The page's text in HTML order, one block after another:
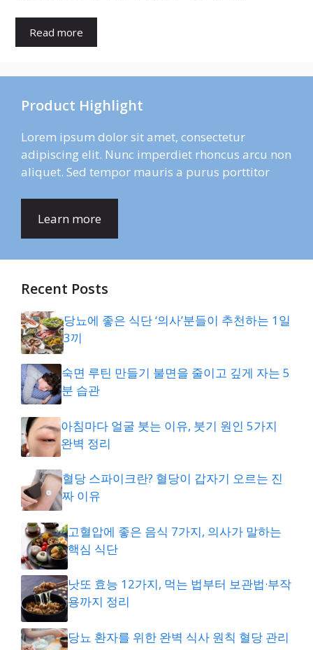
Read more
Product Highlight
Lorem ipsum dolor sit amet, consectetur
adipiscing elit. Nunc imperdiet rhoncus arcu non
aliquet. Sed tempor mauris a purus porttitor
Learn more
Recent Posts
당뇨에 좋은 식단 ‘의사’분들이 추천하는 1일
3끼
숙면 루틴 만들기 불면을 줄이고 깊게 자는 5
분 습관
아침마다 얼굴 붓는 이유, 붓기 원인 5가지
완벽 정리
혈당 스파이크란? 혈당이 갑자기 오르는 진
짜 이유
고혈압에 좋은 음식 7가지, 의사가 말하는
핵심 식단
낫또 효능 12가지, 먹는 법부터 보관법·부작
용까지 정리
당뇨 환자를 위한 완벽 식사 원칙 혈당 관리